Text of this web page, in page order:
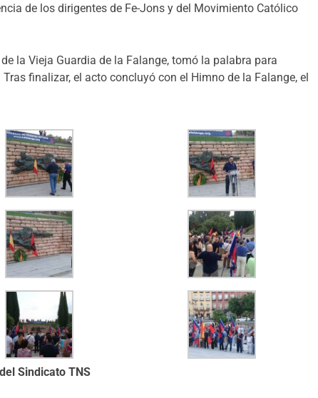
de los dirigentes de Fe-Jons y del Movimiento Católico
la Vieja Guardia de la Falange, tomó la palabra para
finalizar, el acto concluyó con el Himno de la Falange, el
Sindicato TNS